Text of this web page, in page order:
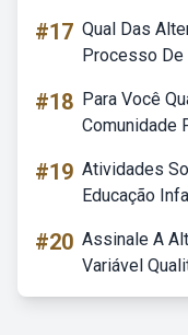
#17 Qual Das
Processo
#18 Para Você
Comunidade
#19 Atividades
Educação
#20 Assinale A
Variável